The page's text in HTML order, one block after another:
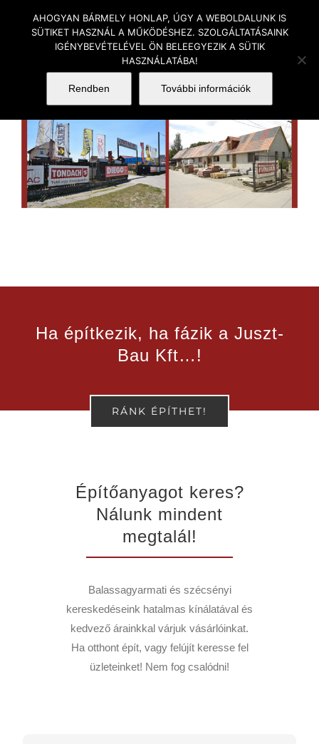
Ha építkezik, ha fázik a Juszt-
Bau Kft…!
RÁNK ÉPÍTHET!
Építőanyagot keres?
Nálunk mindent
megtalál!
Balassagyarmati és szécsényi
kereskedéseink hatalmas kínálatával és
kedvező árainkkal várjuk vásárlóinkat.
Ha otthont épít, vagy felújít keresse fel
üzleteinket! Nem fog csalódni!
AHOGYAN BÁRMELY HONLAP, ÚGY A WEBOLDALUNK IS
SÜTIKET HASZNÁL A MŰKÖDÉSHEZ. SZOLGÁLTATÁSAINK
IGÉNYBEVÉTELÉVEL ÖN BELEEGYEZIK A SÜTIK
HASZNÁLATÁBA!
Rendben További információk